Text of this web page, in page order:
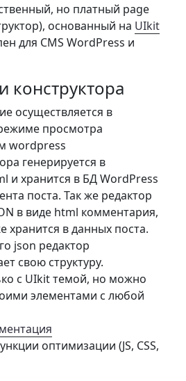
но платный page
основанный на UIkit
для CMS WordPress и
конструктора
осуществляется в
просмотра
wordpress
генерируется в
и хранится в БД WordPress
поста. Так же редактор
в виде html комментария,
хранится в данных поста.
json редактор
свою структуру.
с UIkit темой, но можно
элементами с любой
оптимизации (JS, CSS,